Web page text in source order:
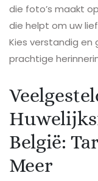
die foto’s maakt
die helpt om uw
Kies verstandig en
prachtige
België:
Meer